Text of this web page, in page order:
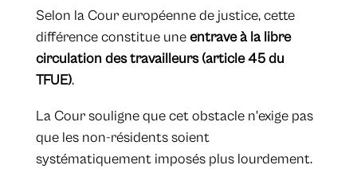
Selon la Cour européenne de justice, cette
différence constitue uneentrave à la libre
circulation des travailleurs (article 45 du
TFUE).
La Cour souligne que cet obstacle n'exige pas
que les non-résidents soient
systématiquement imposés plus lourdement.